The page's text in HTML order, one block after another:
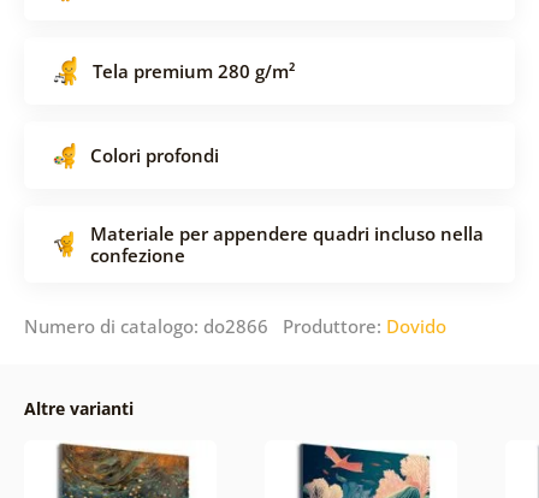
Tela premium 280 g/m²
Colori profondi
Materiale per appendere quadri incluso nella
confezione
Numero di catalogo: do2866 Produttore: Dovido
Altre varianti